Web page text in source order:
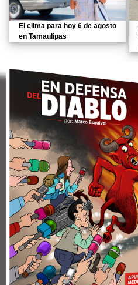
El clima para hoy 6 de agosto
en Tamaulipas